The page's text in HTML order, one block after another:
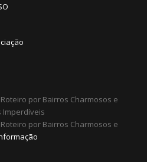
por Bairros Charmosos e
Imperdíveis
por Bairros Charmosos e